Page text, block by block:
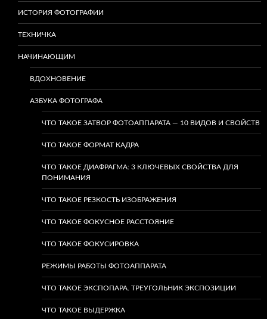
ИСТОРИЯ ФОТОГРАФИИ
ТЕХНИЧКА
НАЧИНАЮЩИМ
ВДОХНОВЕНИЕ
АЗБУКА ФОТОГРАФА
ЧТО ТАКОЕ ЗАТВОР ФОТОАППАРАТА — 10 ВИДОВ И СВОЙСТВ
ЧТО ТАКОЕ ФОРМАТ КАДРА
ЧТО ТАКОЕ ДИАФРАГМА: 3 КЛЮЧЕВЫХ СВОЙСТВА ДЛЯ
ПОНИМАНИЯ
ЧТО ТАКОЕ РЕЗКОСТЬ ИЗОБРАЖЕНИЯ
ЧТО ТАКОЕ ФОКУСНОЕ РАССТОЯНИЕ
ЧТО ТАКОЕ ФОКУСИРОВКА
РЕЖИМЫ РАБОТЫ ФОТОАППАРАТА
ЧТО ТАКОЕ ЭКСПОПАРА. ТРЕУГОЛЬНИК ЭКСПОЗИЦИИ
ЧТО ТАКОЕ ВЫДЕРЖКА